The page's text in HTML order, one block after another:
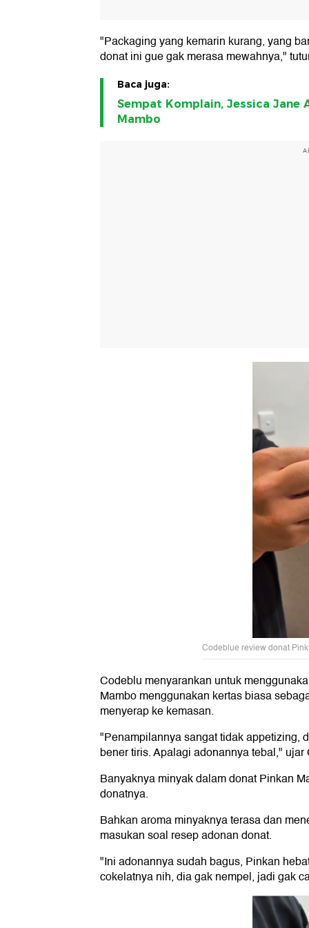
"Packaging yang kemarin kurang, yang
donat ini gue gak merasa mewahnya,"
Baca juga:
Sempat Komplain, Jessica Jane
Mambo
Codeblue review donat
Codeblu menyarankan untuk
Mambo menggunakan kertas biasa
menyerap ke kemasan.
"Penampilannya sangat tidak appetizing,
bener tiris. Apalagi adonannya tebal," ujar
Banyaknya minyak dalam donat Pinkan
donatnya.
Bahkan aroma minyaknya terasa dan
masukan soal resep adonan donat.
"Ini adonannya sudah bagus, Pinkan
cokelatnya nih, dia gak nempel, jadi gak